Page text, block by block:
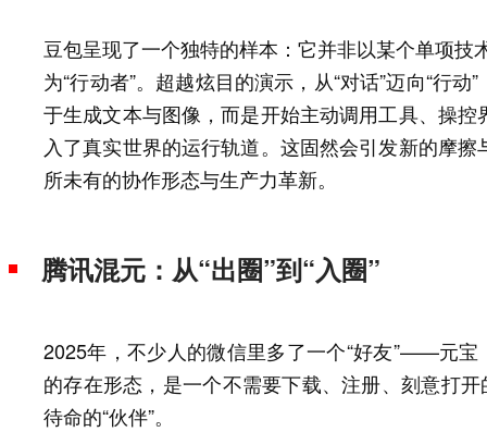
豆包呈现了一个独特的样本：它并非以某个单项技
为“行动者”。超越炫目的演示，从“对话”迈向“行
于生成文本与图像，而是开始主动调用工具、操
入了真实世界的运行轨道。这固然会引发新的摩
所未有的协作形态与生产力革新。
腾讯混元：从“出圈”到“入圈”
2025年，不少人的微信里多了一个“好友”——元宝
的存在形态，是一个不需要下载、注册、刻意打
待命的“伙伴”。